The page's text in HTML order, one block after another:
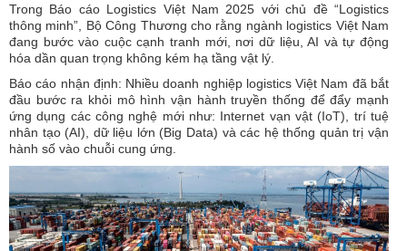
Trong Báo cáo Logistics Việt Nam 2025 với chủ đề “Logistics
thông minh”, Bộ Công Thương cho rằng ngành logistics Việt Nam
đang bước vào cuộc cạnh tranh mới, nơi dữ liệu, AI và tự động
hóa dần quan trọng không kém hạ tầng vật lý.
Báo cáo nhận định: Nhiều doanh nghiệp logistics Việt Nam đã bắt
đầu bước ra khỏi mô hình vận hành truyền thống để đẩy mạnh
ứng dụng các công nghệ mới như: Internet vạn vật (IoT), trí tuệ
nhân tạo (AI), dữ liệu lớn (Big Data) và các hệ thống quản trị vận
hành số vào chuỗi cung ứng.